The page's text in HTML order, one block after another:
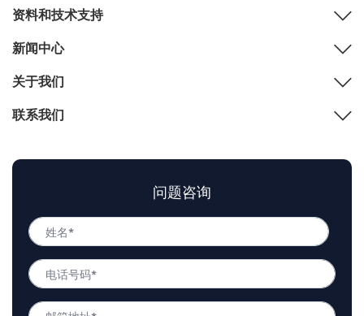
资料和技术支持
新闻中心
关于我们
联系我们
问题咨询
姓
名
号